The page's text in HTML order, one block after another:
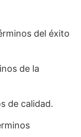
del éxito
de la
de calidad.